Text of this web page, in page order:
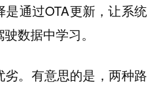
是通过OTA更新，让系统
数据中学习。
。有意思的是，两种路